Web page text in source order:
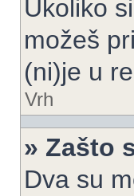
Ukoliko
možeš
(ni)je u
Vrh
» Zašto
Dva su